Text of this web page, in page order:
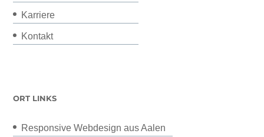
Karriere
Kontakt
ORT LINKS
Responsive Webdesign aus Aalen